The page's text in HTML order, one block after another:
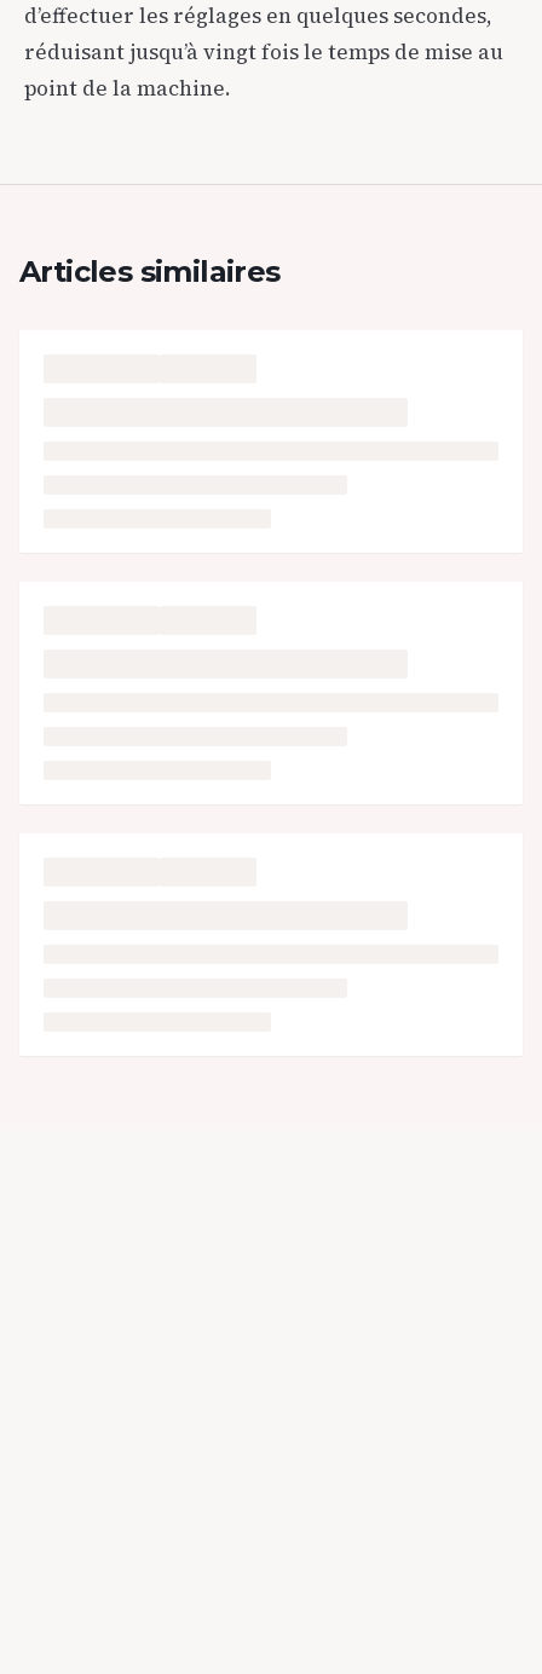
d’effectuer les réglages en quelques secondes,
réduisant jusqu’à vingt fois le temps de mise au
point de la machine.
Articles similaires